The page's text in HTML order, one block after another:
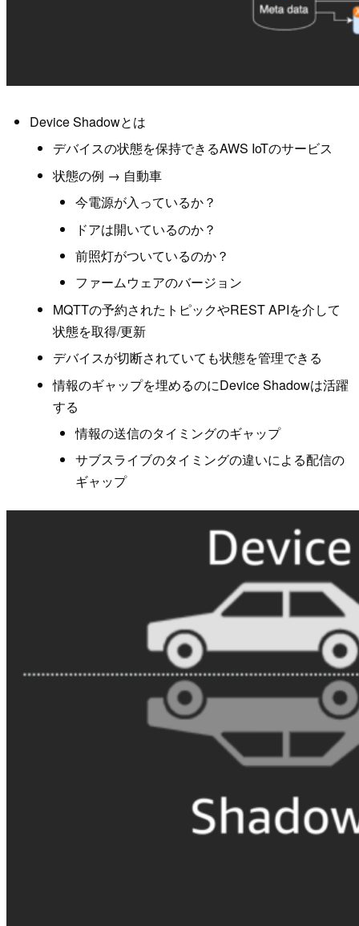
Device Shadowとは
デバイスの状態を保持できるAWS IoTのサービス
状態の例 → 自動車
今電源が入っているか？
ドアは開いているのか？
前照灯がついているのか？
ファームウェアのバージョン
MQTTの予約されたトピックやREST APIを介して
状態を取得/更新
デバイスが切断されていても状態を管理できる
情報のギャップを埋めるのにDevice Shadowは活躍
する
情報の送信のタイミングのギャップ
サブスライブのタイミングの違いによる配信の
ギャップ